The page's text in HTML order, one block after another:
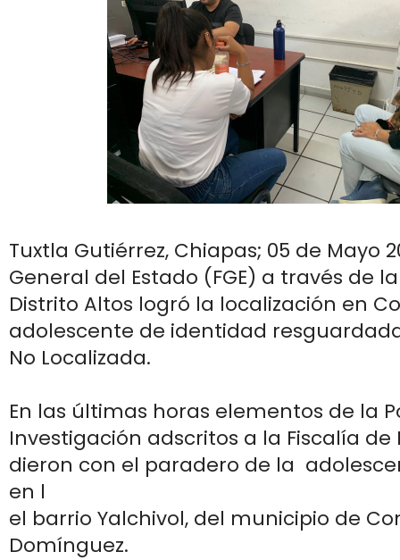
Tuxtla Gutiérrez, Chiapas; 05 de Mayo
General del Estado (FGE) a través de
Distrito Altos logró la localización en
adolescente de identidad
No Localizada.
En las últimas horas elementos de la
Investigación adscritos a la Fiscalía de
dieron con el paradero de la
en l
el barrio Yalchivol, del municipio de
Domínguez.